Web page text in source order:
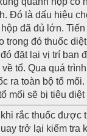
Đó là dấu hiệu
đã đủ lớn.
trong đó thuốc
đặt lại vị trí ban
tổ. Qua quá
ra toàn bộ tổ
mối sẽ bị tiêu diệt
rắc thuốc được
trở lại kiểm tra